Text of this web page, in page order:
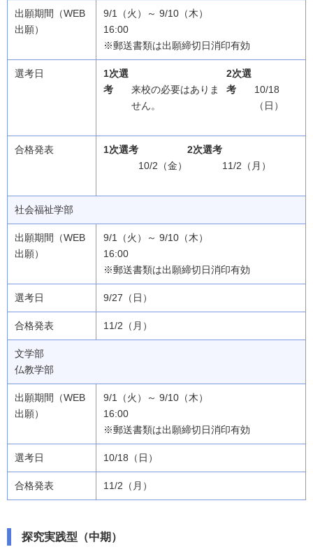
9/1（火）～ 9/10（木）
16:00
※郵送書類は出願締切日消印有効
1次選
考
来校の必要はありま
せん。
2次選
考
10/18
（日）
1次選考
10/2（金）
2次選考
11/2（月）
社会福祉学部
9/1（火）～ 9/10（木）
16:00
※郵送書類は出願締切日消印有効
9/27（日）
11/2（月）
文学部
仏教学部
9/1（火）～ 9/10（木）
16:00
※郵送書類は出願締切日消印有効
10/18（日）
11/2（月）
探究実践型（中期）